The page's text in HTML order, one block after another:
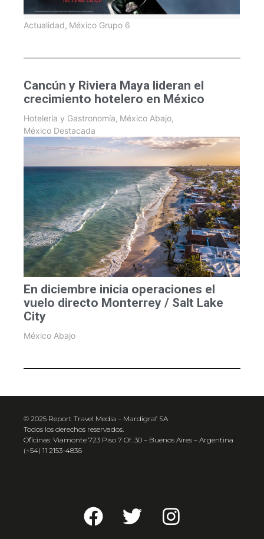
Actualidad, México Grupo 6
Cancún y Riviera Maya lideran el
crecimiento hotelero en México
Hotelería y Gastronomía, México Abajo,
México Destacada
En diciembre inicia operaciones el
vuelo directo Monterrey / Salt Lake
City
México Abajo
© 2025 Report Travel Media – Mardigraf SA
Todos los derechos reservados.
Oficinas: Viamonte 723 Piso 7 Of. 30 – Buenos Aires – Argentina
(+54) 11 2153-4836